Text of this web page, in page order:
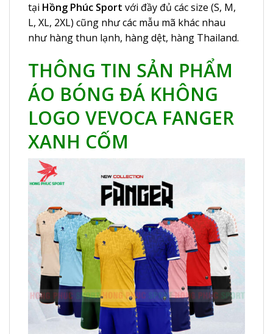
tại Hồng Phúc Sport với đầy đủ các size (S, M,
L, XL, 2XL) cũng như các mẫu mã khác nhau
như hàng thun lạnh, hàng dệt, hàng Thailand.
THÔNG TIN SẢN PHẨM
ÁO BÓNG ĐÁ KHÔNG
LOGO VEVOCA FANGER
XANH CỐM